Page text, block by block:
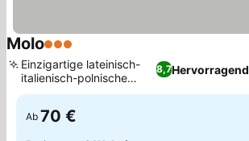
Molo3 Sterne
8,7Hervorragend
Einzigartige lateinisch-
italienisch-polnische
Küche
Ab 70 €